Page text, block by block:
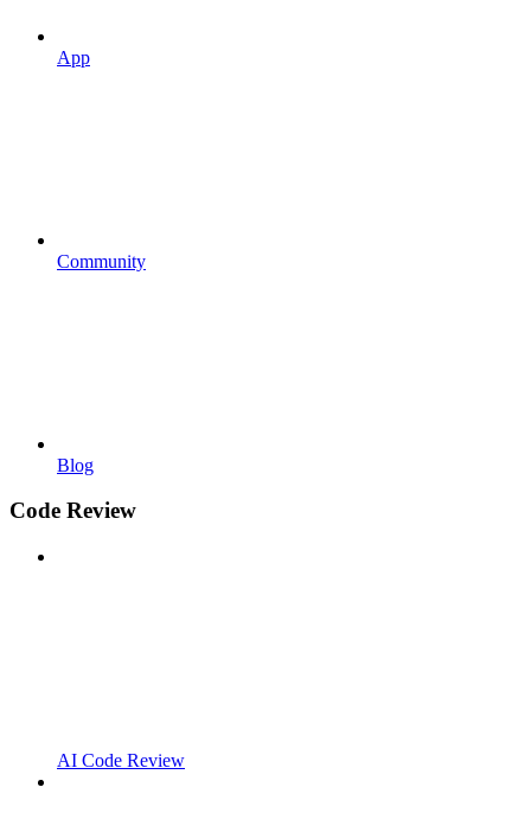
App
Community
Blog
Code Review
AI Code Review